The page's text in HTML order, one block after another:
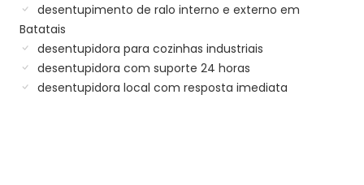
desentupimento de ralo interno e externo em
Batatais
desentupidora para cozinhas industriais
desentupidora com suporte 24 horas
desentupidora local com resposta imediata